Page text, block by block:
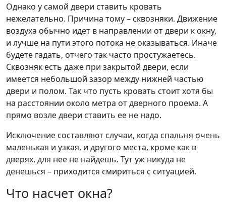
Однако у самой двери ставить кровать
нежелательно. Причина тому – сквозняки. Движение
воздуха обычно идет в направлении от двери к окну,
и лучше на пути этого потока не оказываться. Иначе
будете гадать, отчего так часто простужаетесь.
Сквозняк есть даже при закрытой двери, если
имеется небольшой зазор между нижней частью
двери и полом. Так что пусть кровать стоит хотя бы
на расстоянии около метра от дверного проема. А
прямо возле двери ставить ее не надо.
Исключение составляют случаи, когда спальня очень
маленькая и узкая, и другого места, кроме как в
дверях, для нее не найдешь. Тут уж никуда не
денешься – приходится смириться с ситуацией.
Что насчет окна?